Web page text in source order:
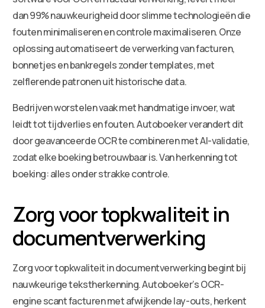
dan 99% nauwkeurigheid door slimme technologieën die
fouten minimaliseren en controle maximaliseren. Onze
oplossing automatiseert de verwerking van facturen,
bonnetjes en bankregels zonder templates, met
zelflerende patronen uit historische data.
Bedrijven worstelen vaak met handmatige invoer, wat
leidt tot tijdverlies en fouten. Autoboeker verandert dit
door geavanceerde OCR te combineren met AI-validatie,
zodat elke boeking betrouwbaar is. Van herkenning tot
boeking: alles onder strakke controle.
Zorg voor topkwaliteit in
documentverwerking
Zorg voor topkwaliteit in documentverwerking begint bij
nauwkeurige tekstherkenning. Autoboeker’s OCR-
engine scant facturen met afwijkende lay-outs, herkent